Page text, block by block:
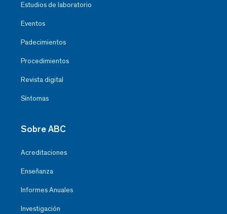
Estudios de laboratorio
Eventos
Padecimientos
Procedimientos
Revista digital
Síntomas
Sobre ABC
Acreditaciones
Enseñanza
Informes Anuales
Investigación